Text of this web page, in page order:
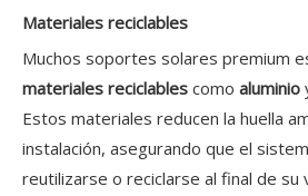
Materiales reciclables
Muchos soportes solares premium
materiales reciclables como aluminio
Estos materiales reducen la huella
instalación, asegurando que el
reutilizarse o reciclarse al final de su